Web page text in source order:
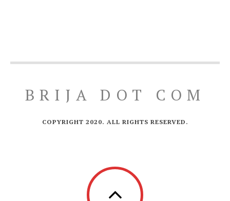
BRIJA DOT COM
COPYRIGHT 2020. ALL RIGHTS RESERVED.